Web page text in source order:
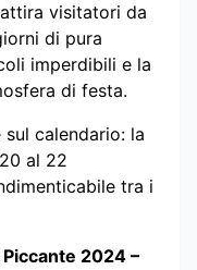
visitatori da
di pura
imperdibili e la
di festa.
calendario: la
al 22
tra i
2024 –